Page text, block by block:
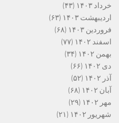
خرداد ۱۴۰۳
(۴۳)
اردیبهشت ۱۴۰۳
(۶۳)
فروردین ۱۴۰۳
(۶۸)
اسفند ۱۴۰۲
(۷۷)
بهمن ۱۴۰۲
(۳۴)
دی ۱۴۰۲
(۶۶)
آذر ۱۴۰۲
(۵۲)
آبان ۱۴۰۲
(۶۸)
مهر ۱۴۰۲
(۲۹)
شهریور ۱۴۰۲
(۲۱)